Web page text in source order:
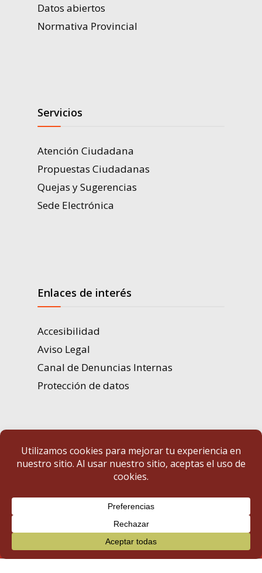
Datos abiertos
Normativa Provincial
Servicios
Atención Ciudadana
Propuestas Ciudadanas
Quejas y Sugerencias
Sede Electrónica
Enlaces de interés
Accesibilidad
Aviso Legal
Canal de Denuncias Internas
Protección de datos
Portal de Transparencia | Diputación de Badajoz